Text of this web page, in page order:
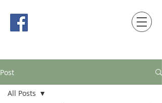
Post
All Posts